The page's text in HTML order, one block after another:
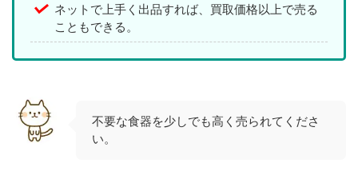
ネットで上手く出品すれば、買取価格以上で売る
こともできる。
不要な食器を少しでも高く売られてくださ
い。